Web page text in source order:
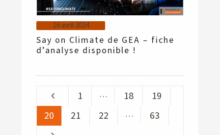
16 avril 2024
Say on Climate de GEA – fiche
d’analyse disponible !
1 … 18
19
20
21 22 … 63